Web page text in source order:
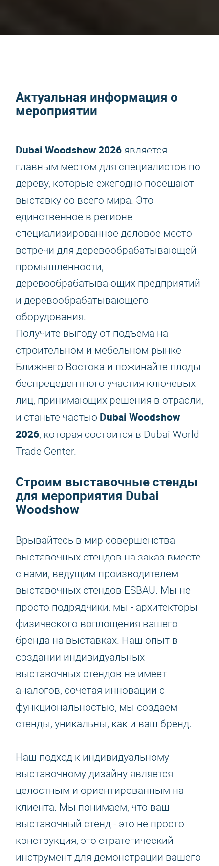
Актуальная информация о
мероприятии
Dubai Woodshow 2026 является
главным местом для специалистов по
дереву, которые ежегодно посещают
выставку со всего мира. Это
единственное в регионе
специализированное деловое место
встречи для деревообрабатывающей
промышленности,
деревообрабатывающих предприятий
и деревообрабатывающего
оборудования.
Получите выгоду от подъема на
строительном и мебельном рынке
Ближнего Востока и пожинайте плоды
беспрецедентного участия ключевых
лиц, принимающих решения в отрасли,
и станьте частью Dubai Woodshow
2026, которая состоится в Dubai World
Trade Center.
Строим выставочные стенды
для мероприятия Dubai
Woodshow
Врывайтесь в мир совершенства
выставочных стендов на заказ вместе
с нами, ведущим производителем
выставочных стендов ESBAU. Мы не
просто подрядчики, мы - архитекторы
физического воплощения вашего
бренда на выставках. Наш опыт в
создании индивидуальных
выставочных стендов не имеет
аналогов, сочетая инновации с
функциональностью, мы создаем
стенды, уникальны, как и ваш бренд.
Наш подход к индивидуальному
выставочному дизайну является
целостным и ориентированным на
клиента. Мы понимаем, что ваш
выставочный стенд - это не просто
конструкция, это стратегический
инструмент для демонстрации вашего